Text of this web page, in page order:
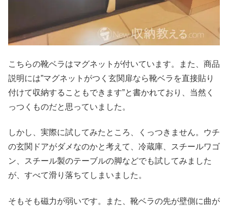
こちらの靴ベラはマグネットが付いています。また、商品
説明には”マグネットがつく玄関扉なら靴ベラを直接貼り
付けて収納することもできます”と書かれており、当然く
っつくものだと思っていました。
しかし、実際に試してみたところ、くっつきません。ウチ
の玄関ドアがダメなのかと考えて、冷蔵庫、スチールワゴ
ン、スチール製のテーブルの脚などでも試してみました
が、すべて滑り落ちてしまいました。
そもそも磁力が弱いです。また、靴ベラの先が壁側に曲が